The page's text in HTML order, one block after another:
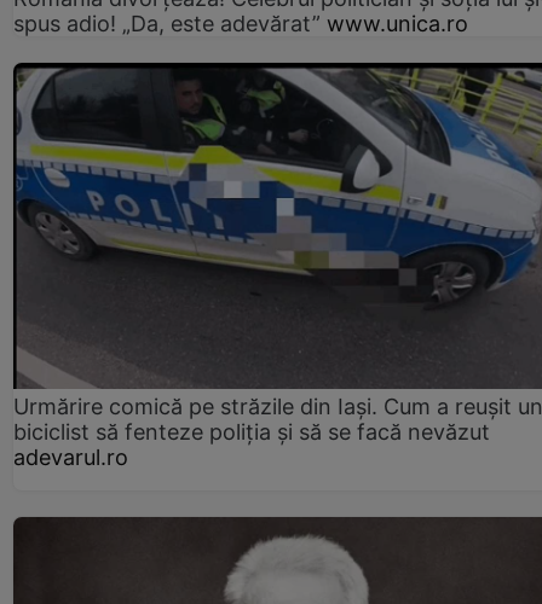
spus adio! „Da, este adevărat” www.unica.ro
Urmărire comică pe străzile din Iași. Cum a reușit un
biciclist să fenteze poliția și să se facă nevăzut
adevarul.ro